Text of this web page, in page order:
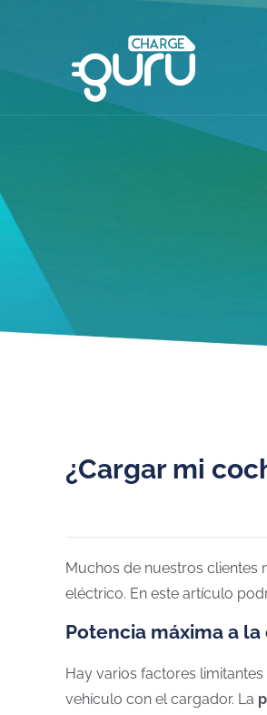
¿Cargar mi
Muchos de nuestros clientes
eléctrico. En este artículo
Potencia máxima a
Hay varios factores
vehículo con el cargador. La